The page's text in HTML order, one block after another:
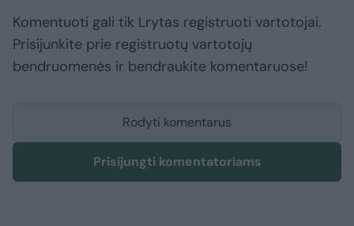
Komentuoti gali tik Lrytas registruoti vartotojai.
Prisijunkite prie registruotų vartotojų
bendruomenės ir bendraukite komentaruose!
Rodyti komentarus
Prisijungti komentatoriams